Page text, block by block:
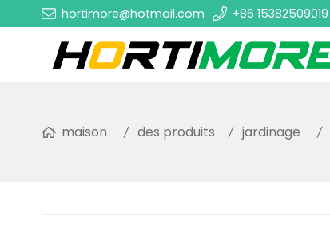
hortimore@hotmail.com +86 15382509019
maison des produits jardinage